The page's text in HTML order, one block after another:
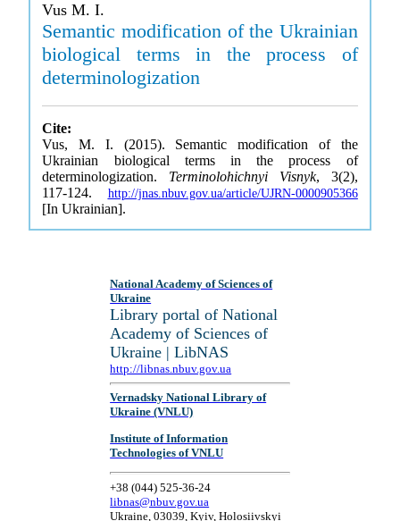
Vus M. I.
Semantic modification of the Ukrainian
biological terms in the process of
determinologization
Cite:
Vus, M. I. (2015). Semantic modification of the
Ukrainian biological terms in the process of
determinologization. Terminolohichnyi Visnyk, 3(2),
117-124. http://jnas.nbuv.gov.ua/article/UJRN-0000905366
[In Ukrainian].
National Academy of Sciences of
Ukraine
Library portal of National
Academy of Sciences of
Ukraine | LibNAS
http://libnas.nbuv.gov.ua
Vernadsky National Library of
Ukraine (VNLU)
Institute of Information
Technologies of VNLU
+38 (044) 525-36-24
libnas@nbuv.gov.ua
Ukraine, 03039, Kyiv, Holosiivskyi